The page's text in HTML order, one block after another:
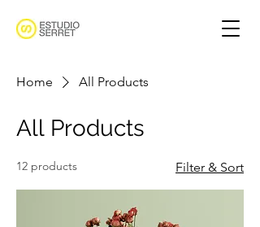
Home All Products
All Products
12 products Filter & Sort